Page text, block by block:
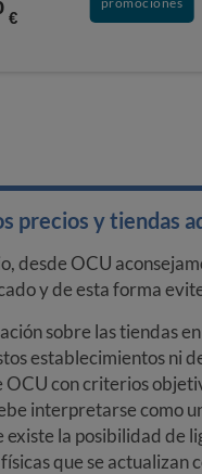
€
precios y tiendas
desde OCU
y de esta forma
sobre las tiendas
establecimientos ni
con criterios
interpretarse como
existe la posibilidad de
que se actualizan